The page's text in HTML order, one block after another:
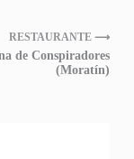
RESTAURANTE ⟶
de Conspiradores
(Moratín)